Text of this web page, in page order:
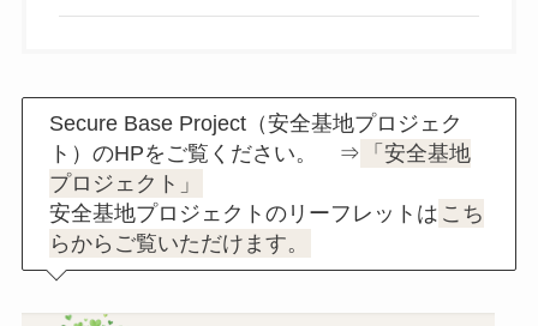
Secure Base Project（安全基地プロジェク
ト）のHPをご覧ください。 ⇒
「安全基地
プロジェクト」
安全基地プロジェクトのリーフレットは こち
らからご覧いただけます。